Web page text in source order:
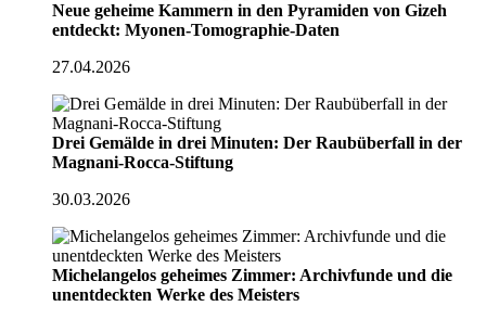
Neue geheime Kammern in den Pyramiden von Gizeh
entdeckt: Myonen-Tomographie-Daten
27.04.2026
Drei Gemälde in drei Minuten: Der Raubüberfall in der
Magnani-Rocca-Stiftung
30.03.2026
Michelangelos geheimes Zimmer: Archivfunde und die
unentdeckten Werke des Meisters